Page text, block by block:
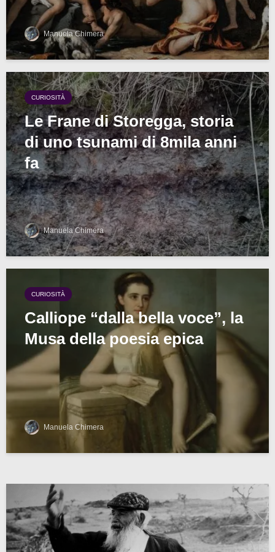
Manuela Chimera
CURIOSITÀ
Le Frane di Storegga, storia
di uno tsunami di 8mila anni
fa
Manuela Chimera
CURIOSITÀ
Calliope “dalla bella voce”, la
Musa della poesia epica
Manuela Chimera